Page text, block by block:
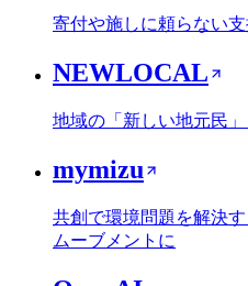
寄付や施しに頼らない
NEWLOCAL
地域の「新しい地元民
mymizu
共創で環境問題を解決
ムーブメントに